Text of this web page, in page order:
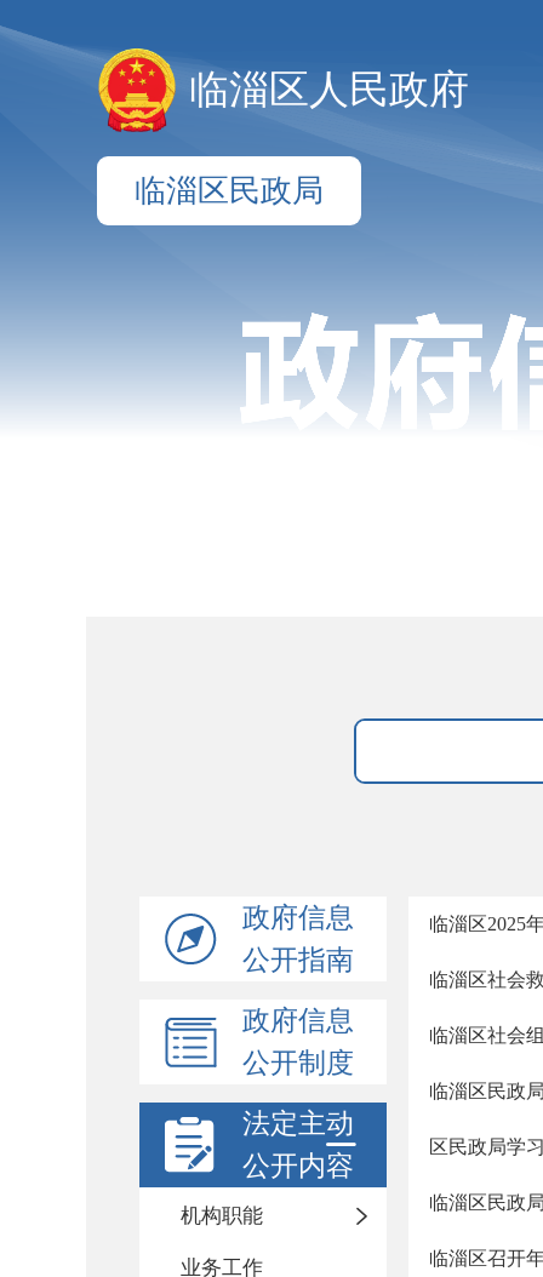
临淄区人民政府
临淄区民政局
政府信息
公开指南
政府信息
公开制度
法定主动
公开内容
机构职能
业务工作
临淄区2025
临淄区社会
临淄区社会
临淄区民政
区民政局学
临淄区民政
临淄区召开